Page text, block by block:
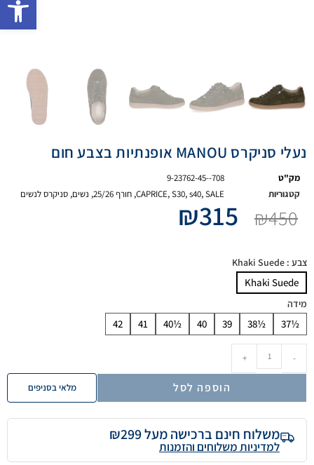
נעלי סניקרס MANOU אופנתיות בצבע חום
מק"ט
9-23762-45--708
קטגוריות
CAPRICE,S30,s40,SALE
, חורף 25/26 , נשים, סניקרס לנשים
₪450
₪315
צבע : Khaki Suede
Khaki Suede
מידה
37½
38½
39
40
40½
41
42
-
+
הוספה לסל מלאי בסניפים
משלוח חינם ברכישה מעל ₪299
למדיניות משלוחים והזמנות